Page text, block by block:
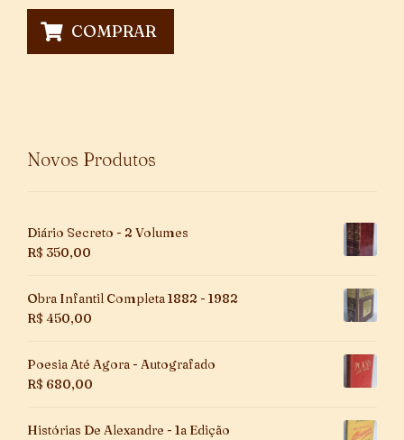
COMPRAR
Novos Produtos
Diário Secreto - 2 Volumes
R$ 350,00
Obra Infantil Completa 1882 - 1982
R$ 450,00
Poesia Até Agora - Autografado
R$ 680,00
Histórias De Alexandre - 1a Edição